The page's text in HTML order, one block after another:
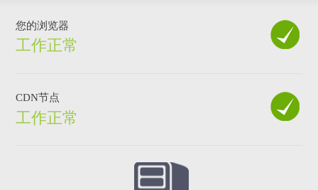
您的浏览器
工作正常
CDN节点
工作正常